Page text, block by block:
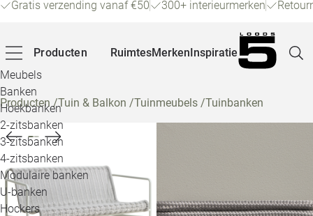
Gratis verzending vanaf €50 300+ interieurmerken
Producten
Meubels
Banken
Hoekbanken
2-zitsbanken
3-zitsbanken
4-zitsbanken
Modulaire banken
U-banken
Hockers
RuimtesMerkenInspiratie
Producten/Tuin & Balkon /Tuinmeubels /Tuinbanken